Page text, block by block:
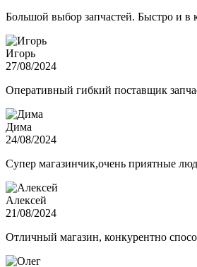
Большой выбор запчастей. Быстро и в
Игорь
27/08/2024
Оперативный гибкий поставщик
Дима
24/08/2024
Супер магазинчик,очень приятные
Алексей
21/08/2024
Отличный магазин, конкурентно